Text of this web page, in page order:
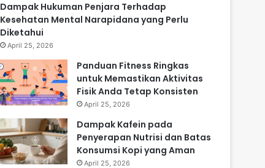
Dampak Hukuman Penjara Terhadap
Kesehatan Mental Narapidana yang Perlu
Diketahui
April 25, 2026
Panduan Fitness Ringkas
untuk Memastikan Aktivitas
Fisik Anda Tetap Konsisten
April 25, 2026
Dampak Kafein pada
Penyerapan Nutrisi dan Batas
Konsumsi Kopi yang Aman
April 25, 2026